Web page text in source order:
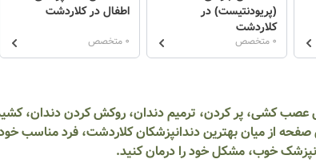
(پریودنتیست) در
کلاردشت
0 متخصص
اطفال در کلاردشت
0 متخصص
عصب کشی، پر کردن، ترمیم دندان، روکش کردن دندان،
از میان بهترین دندانپزشکان کلاردشت، فرد مناسب خود
خوب، مشکل خود را درمان کنید.